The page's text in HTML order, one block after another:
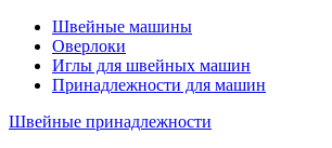
Швейные машины
Оверлоки
Иглы для швейных машин
Принадлежности для машин
Швейные принадлежности